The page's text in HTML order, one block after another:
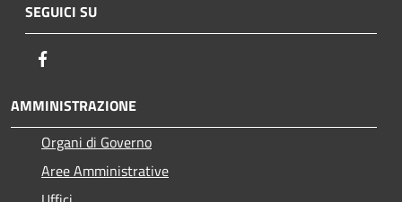
SEGUICI SU
AMMINISTRAZIONE
Organi di Governo
Aree Amministrative